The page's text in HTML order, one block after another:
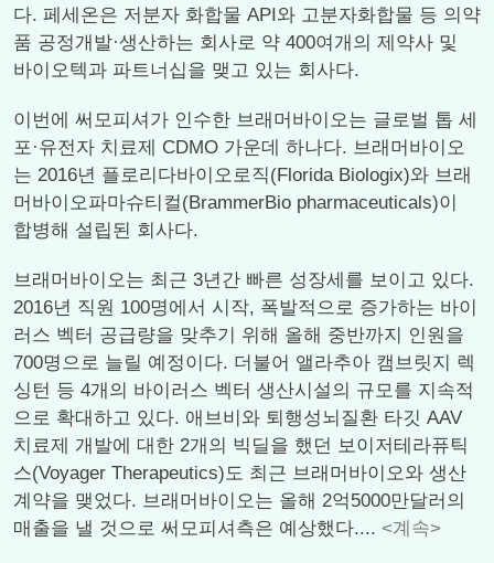
다. 페세온은 저분자 화합물 API와 고분자화합물 등 의약
품 공정개발·생산하는 회사로 약 400여개의 제약사 및
바이오텍과 파트너십을 맺고 있는 회사다.
이번에 써모피셔가 인수한 브래머바이오는 글로벌 톱 세
포·유전자 치료제 CDMO 가운데 하나다. 브래머바이오
는 2016년 플로리다바이오로직(Florida Biologix)와 브래
머바이오파마슈티컬(BrammerBio pharmaceuticals)이
합병해 설립된 회사다.
브래머바이오는 최근 3년간 빠른 성장세를 보이고 있다.
2016년 직원 100명에서 시작, 폭발적으로 증가하는 바이
러스 벡터 공급량을 맞추기 위해 올해 중반까지 인원을
700명으로 늘릴 예정이다. 더불어 앨라추아 캠브릿지 렉
싱턴 등 4개의 바이러스 벡터 생산시설의 규모를 지속적
으로 확대하고 있다. 애브비와 퇴행성뇌질환 타깃 AAV
치료제 개발에 대한 2개의 빅딜을 했던 보이저테라퓨틱
스(Voyager Therapeutics)도 최근 브래머바이오와 생산
계약을 맺었다. 브래머바이오는 올해 2억5000만달러의
매출을 낼 것으로 써모피셔측은 예상했다.... <계속>